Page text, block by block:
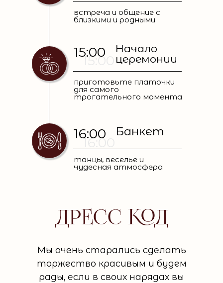
встреча и общение с
близкими и родными
15:00
15:00
Начало
церемонии
приготовьте платочки
для самого
трогательного момента
16:00
16:00 Банкет
танцы, веселье и
чудесная атмосфера
ДРЕСС КОД
Мы очень старались сделать
торжество красивым и будем
рады, если в своих нарядах вы